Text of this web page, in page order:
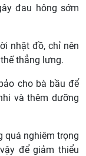
đau hông sớm
nhặt đồ, chỉ nên
thẳng lưng.
cho bà bầu để
và thêm dưỡng
quá nghiêm trọng
để giảm thiểu